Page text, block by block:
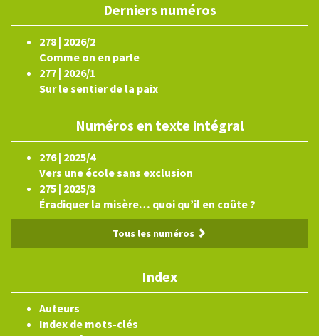
Derniers numéros
278 | 2026/2
Comme on en parle
277 | 2026/1
Sur le sentier de la paix
Numéros en texte intégral
276 | 2025/4
Vers une école sans exclusion
275 | 2025/3
Éradiquer la misère… quoi qu’il en coûte ?
Tous les numéros
Index
Auteurs
Index de mots-clés